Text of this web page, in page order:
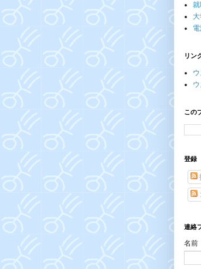
リン
この
登録
連絡
名前